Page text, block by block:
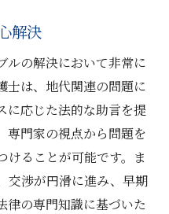
解決
ルの解決において非常に
士は、地代関連の問題に
に応じた法的な助言を提
専門家の視点から問題を
けることが可能です。ま
交渉が円滑に進み、早期
律の専門知識に基づいた